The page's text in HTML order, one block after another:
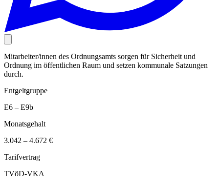
Mitarbeiter/innen des Ordnungsamts sorgen für Sicherheit und
Ordnung im öffentlichen Raum und setzen kommunale Satzungen
durch.
Entgeltgruppe
E6 – E9b
Monatsgehalt
3.042 – 4.672 €
Tarifvertrag
TVöD-VKA